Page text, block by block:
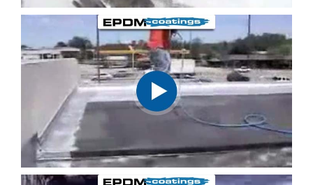
DE
MASILLA
SELLADOR
JUNTAS